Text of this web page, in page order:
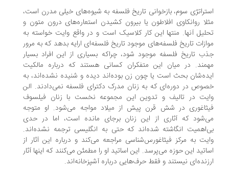
سوم، بازخوانی تاریخ فلسفه به شیوه‌های خیلی مدرن است،
روانکاوی افلاطون یا بیرون کشیدن استعاره‌های درون متون و
آنها. منتها این کار کلاسیک است و در واقع وایت خواسته به
تاریخ فلسفه‌های موجود تاریخ فلسفه‌ای ارایه بدهد که به مرور
تاریخ فلسفه موجود شود، چراکه بسیاری از این افراد بسیار
در میان این متفکران کسانی هستند که درباره مالکیت
بحث است یا چون زن بوده‌اند دیده و شنیده نشده‌اند، به
در دوره‌ای که به زنان مدرک دکترای فلسفه نمی‌دادند. الن
در تالیف و تدوین این مجموعه نخست با زنان فیلسوف
در شش قرن پیش از میلاد مواجه می‌شود. او متوجه
که آثاری از این زنان برجای مانده است، اما در حدی
انگاشته شده‌اند که حتی به انگلیسی ترجمه نشده‌اند.
به مرکز فیثاغورس‌شناسی مراجعه می‌کند و درباره این آثار از
این حوزه می‌پرسد. این اساتید او را مطمئن می‌کنند که اینها آثار
نیستند و فقط حرف‌هایی درباره آشپزخانه‌اند.